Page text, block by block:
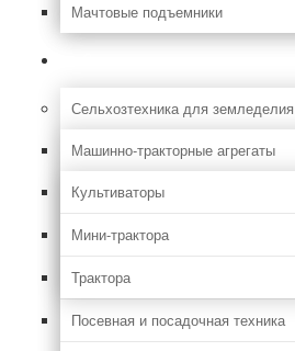
Мачтовые подъемники
Сельхозтехника для земледелия
Машинно-тракторные агрегаты
Культиваторы
Мини-трактора
Трактора
Посевная и посадочная техника